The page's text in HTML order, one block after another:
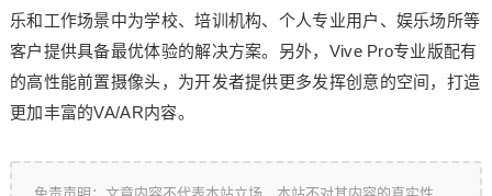
乐和工作场景中为学校、培训机构、个人专业用户、娱乐场所等
客户提供具备最优体验的解决方案。另外，Vive Pro专业版配有
的高性能前置摄像头，为开发者提供更多发挥创意的空间，打造
更加丰富的VA/AR内容。